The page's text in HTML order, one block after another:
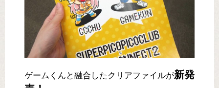
ゲームくんと融合したクリアファイルが新発